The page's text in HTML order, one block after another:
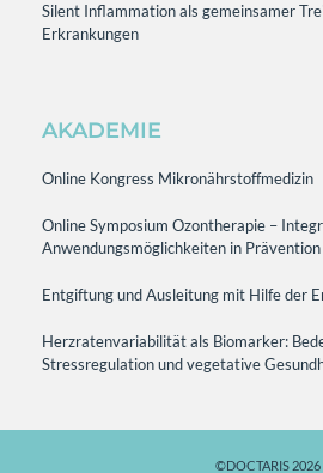
Silent Inflammation als gemeinsamer
Erkrankungen
AKADEMIE
Online Kongress Mikronährstoffmedizin
Online Symposium Ozontherapie –
Anwendungsmöglichkeiten in
Entgiftung und Ausleitung mit Hilfe der
Herzratenvariabilität als Biomarker:
Stressregulation und vegetative
©DOCTARIS 2026